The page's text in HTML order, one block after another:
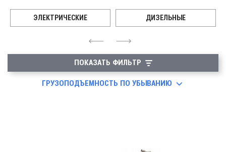
4
ЭЛЕКТРИЧЕСКИЕ ДИЗЕЛЬНЫЕ
6
ПОКАЗАТЬ ФИЛЬТР
ГРУЗОПОДЪЕМНОСТЬ ПО УБЫВАНИЮ